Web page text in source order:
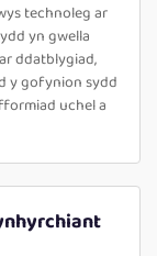
technoleg ar
yn gwella
ddatblygiad,
y gofynion sydd
uchel a